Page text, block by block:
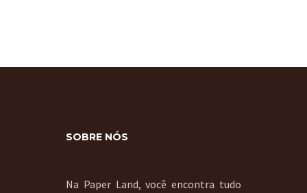
SOBRE NÓS
Na Paper Land, você encontra tudo